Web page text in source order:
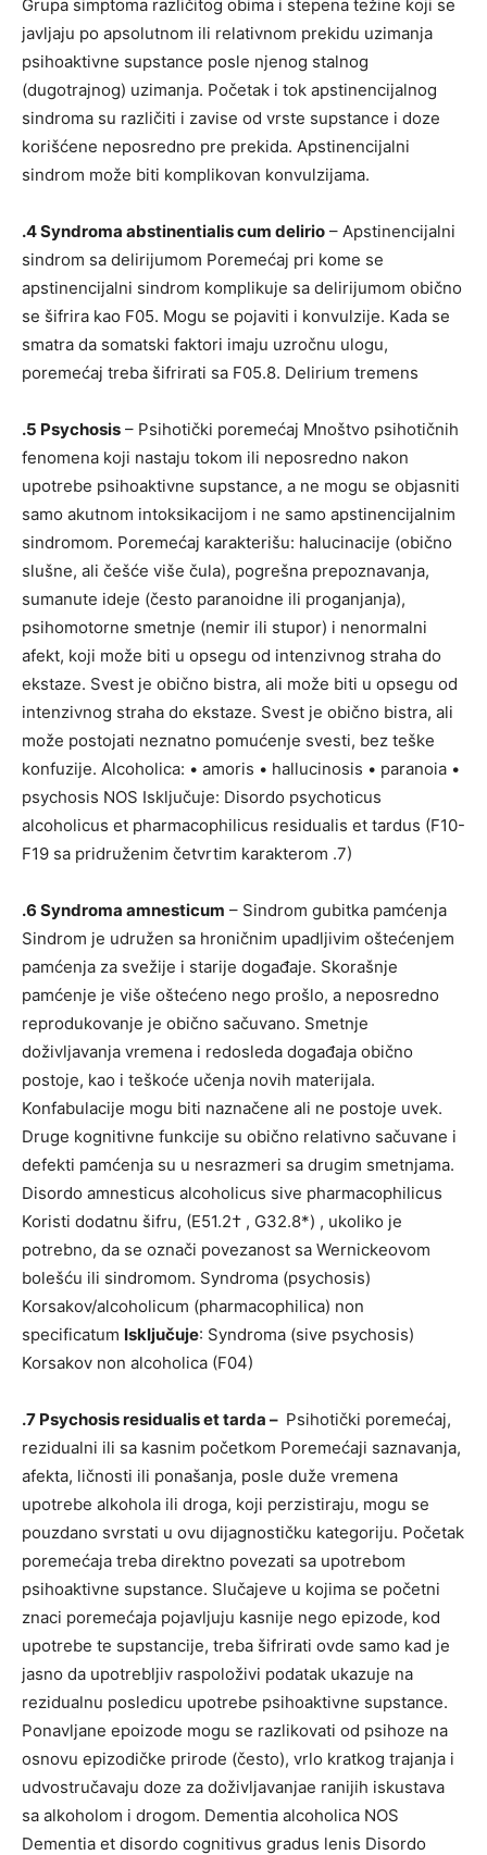
Grupa simptoma različitog obima i stepena težine koji se
javljaju po apsolutnom ili relativnom prekidu uzimanja
psihoaktivne supstance posle njenog stalnog
(dugotrajnog) uzimanja. Početak i tok apstinencijalnog
sindroma su različiti i zavise od vrste supstance i doze
korišćene neposredno pre prekida. Apstinencijalni
sindrom može biti komplikovan konvulzijama.
.4 Syndroma abstinentialis cum delirio – Apstinencijalni
sindrom sa delirijumom Poremećaj pri kome se
apstinencijalni sindrom komplikuje sa delirijumom obično
se šifrira kao F05. Mogu se pojaviti i konvulzije. Kada se
smatra da somatski faktori imaju uzročnu ulogu,
poremećaj treba šifrirati sa F05.8. Delirium tremens
.5 Psychosis – Psihotički poremećaj Mnoštvo psihotičnih
fenomena koji nastaju tokom ili neposredno nakon
upotrebe psihoaktivne supstance, a ne mogu se objasniti
samo akutnom intoksikacijom i ne samo apstinencijalnim
sindromom. Poremećaj karakterišu: halucinacije (obično
slušne, ali češće više čula), pogrešna prepoznavanja,
sumanute ideje (često paranoidne ili proganjanja),
psihomotorne smetnje (nemir ili stupor) i nenormalni
afekt, koji može biti u opsegu od intenzivnog straha do
ekstaze. Svest je obično bistra, ali može biti u opsegu od
intenzivnog straha do ekstaze. Svest je obično bistra, ali
može postojati neznatno pomućenje svesti, bez teške
konfuzije. Alcoholica: • amoris • hallucinosis • paranoia •
psychosis NOS Isključuje: Disordo psychoticus
alcoholicus et pharmacophilicus residualis et tardus (F10-
F19 sa pridruženim četvrtim karakterom .7)
.6 Syndroma amnesticum – Sindrom gubitka pamćenja
Sindrom je udružen sa hroničnim upadljivim oštećenjem
pamćenja za svežije i starije događaje. Skorašnje
pamćenje je više oštećeno nego prošlo, a neposredno
reprodukovanje je obično sačuvano. Smetnje
doživljavanja vremena i redosleda događaja obično
postoje, kao i teškoće učenja novih materijala.
Konfabulacije mogu biti naznačene ali ne postoje uvek.
Druge kognitivne funkcije su obično relativno sačuvane i
defekti pamćenja su u nesrazmeri sa drugim smetnjama.
Disordo amnesticus alcoholicus sive pharmacophilicus
Koristi dodatnu šifru, (E51.2† , G32.8*) , ukoliko je
potrebno, da se označi povezanost sa Wernickeovom
bolešću ili sindromom. Syndroma (psychosis)
Korsakov/alcoholicum (pharmacophilica) non
specificatum Isključuje: Syndroma (sive psychosis)
Korsakov non alcoholica (F04)
.7 Psychosis residualis et tarda – Psihotički poremećaj,
rezidualni ili sa kasnim početkom Poremećaji saznavanja,
afekta, ličnosti ili ponašanja, posle duže vremena
upotrebe alkohola ili droga, koji perzistiraju, mogu se
pouzdano svrstati u ovu dijagnostičku kategoriju. Početak
poremećaja treba direktno povezati sa upotrebom
psihoaktivne supstance. Slučajeve u kojima se početni
znaci poremećaja pojavljuju kasnije nego epizode, kod
upotrebe te supstancije, treba šifrirati ovde samo kad je
jasno da upotrebljiv raspoloživi podatak ukazuje na
rezidualnu posledicu upotrebe psihoaktivne supstance.
Ponavljane epoizode mogu se razlikovati od psihoze na
osnovu epizodičke prirode (često), vrlo kratkog trajanja i
udvostručavaju doze za doživljavanjae ranijih iskustava
sa alkoholom i drogom. Dementia alcoholica NOS
Dementia et disordo cognitivus gradus lenis Disordo